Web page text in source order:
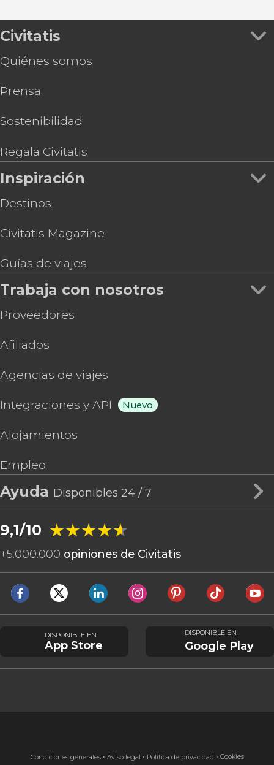
Civitatis
Quiénes somos
Prensa
Sostenibilidad
Regala Civitatis
Inspiración
Destinos
Civitatis Magazine
Guías de viajes
Trabaja con nosotros
Proveedores
Afiliados
Agencias de viajes
Integraciones y API Nuevo
Alojamientos
Empleo
Ayuda Disponibles 24 / 7
9,1/10 ★★★★★
★★★★★
+5.000.000 opiniones de Civitatis
DISPONIBLE EN
App Store
DISPONIBLE EN
Google Play
Condiciones generales Aviso legal Política de privacidad Cookies